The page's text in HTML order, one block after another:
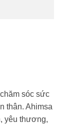
sóc sức
thân. Ahimsa
yêu thương,